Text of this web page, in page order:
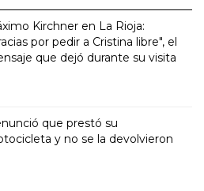
Kirchner en La Rioja:
por pedir a Cristina libre", el
que dejó durante su visita
que prestó su
y no se la devolvieron